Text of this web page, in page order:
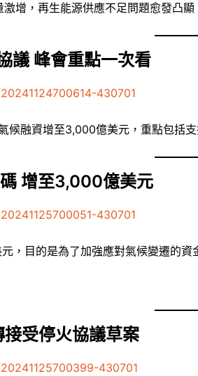
增，再生能源供應不足問題愈發凸
議 峰會重點一次看
430701
候融資增至3,000億美元，重點包括
增至3,000億美元
430701
，目的是為了加強應對氣候變遷的資
受停火協議草案
430701